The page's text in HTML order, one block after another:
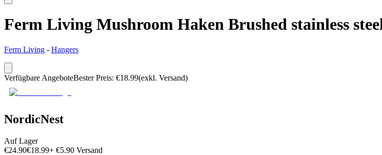
Ferm Living Mushroom Haken Brushed stainless
Ferm Living - Hangers
Verfügbare AngeboteBester Preis: €18.99(exkl. Versand)
NordicNest
Auf Lager
€24.90€18.99+ €5.90 Versand